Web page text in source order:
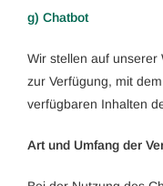
g) Chatbot
Wir stellen auf unserer
zur Verfügung, mit
verfügbaren Inhalten
Art und Umfang der